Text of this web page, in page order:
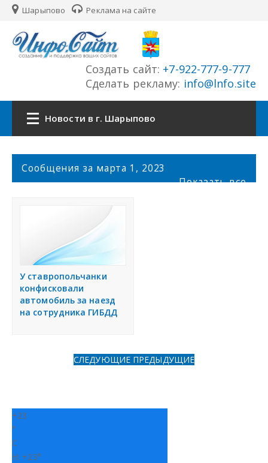
Шарыпово Реклама на сайте
Создать сайт: +7-922-777-9-777
Сделать рекламу: info@lnfo.site
Новости в г. Шарыпово
Главная
История города
Разместить объявление
Регионы России
Создание сайтов
Сообщения за марта 1, 2023
Показать все
У ставропольчанки
конфисковали
автомобиль за наезд
на сотрудника ГИБДД
СЛЕДУЮЩИЕ ПРЕДЫДУЩИЕ
+23
°
C
H: +23°